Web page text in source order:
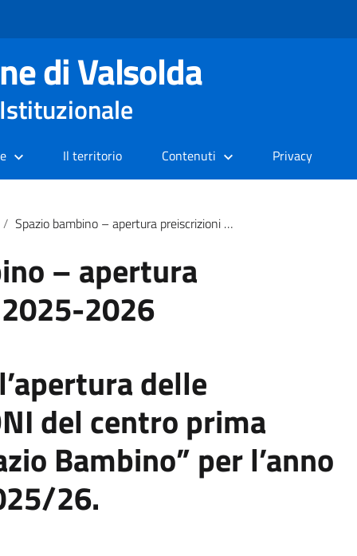
di Valsolda
Il territorio Contenuti Privacy
Spazio bambino – apertura preiscrizioni 2025-2026
– apertura
2026
delle
del centro prima
Bambino” per l’anno
26.